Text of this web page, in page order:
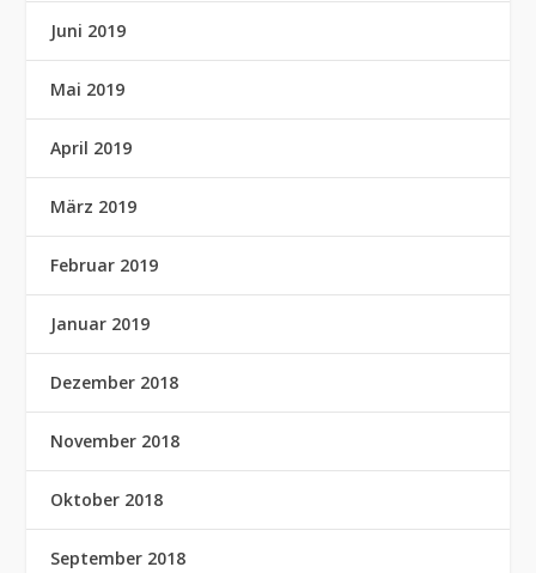
Juni 2019
Mai 2019
April 2019
März 2019
Februar 2019
Januar 2019
Dezember 2018
November 2018
Oktober 2018
September 2018